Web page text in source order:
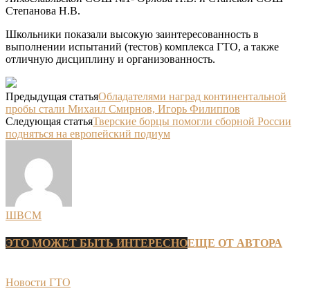
Степанова Н.В.
Школьники показали высокую заинтересованность в
выполнении испытаний (тестов) комплекса ГТО, а также
отличную дисциплину и организованность.
Предыдущая статьяОбладателями наград континентальной
пробы стали Михаил Смирнов, Игорь Филиппов
Следующая статьяТверские борцы помогли сборной России
подняться на европейский подиум
ШВСМ
ЭТО МОЖЕТ БЫТЬ ИНТЕРЕСНОЕЩЕ ОТ АВТОРА
Новости ГТО